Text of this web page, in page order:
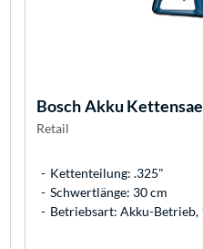
BoschAkku
Retail
Kettenteilung: .325"
Schwertlänge: 30 cm
Betriebsart: Akku-Betrieb,